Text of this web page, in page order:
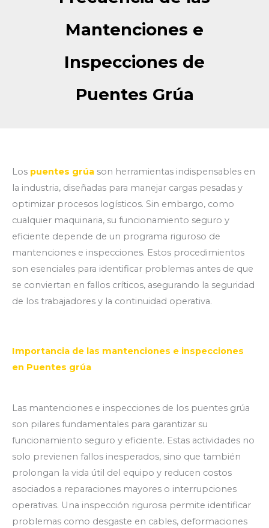
Mantenciones e
Inspecciones de
Puentes Grúa
Los puentes grúa son herramientas indispensables en
la industria, diseñadas para manejar cargas pesadas y
optimizar procesos logísticos. Sin embargo, como
cualquier maquinaria, su funcionamiento seguro y
eficiente depende de un programa riguroso de
mantenciones e inspecciones. Estos procedimientos
son esenciales para identificar problemas antes de que
se conviertan en fallos críticos, asegurando la seguridad
de los trabajadores y la continuidad operativa.
Importancia de las mantenciones e inspecciones
en Puentes grúa
Las mantenciones e inspecciones de los puentes grúa
son pilares fundamentales para garantizar su
funcionamiento seguro y eficiente. Estas actividades no
solo previenen fallos inesperados, sino que también
prolongan la vida útil del equipo y reducen costos
asociados a reparaciones mayores o interrupciones
operativas. Una inspección rigurosa permite identificar
problemas como desgaste en cables, deformaciones